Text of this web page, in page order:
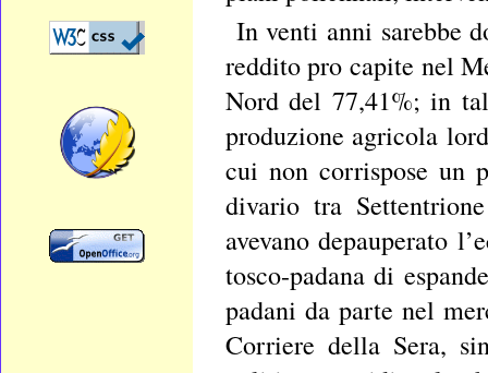
In venti anni sarebbe
reddito pro capite nel
Nord del 77,41%; in
produzione agricola
cui non corrispose un
divario tra
avevano depauperato
tosco-padana di
padani da parte nel
Corriere della Sera,